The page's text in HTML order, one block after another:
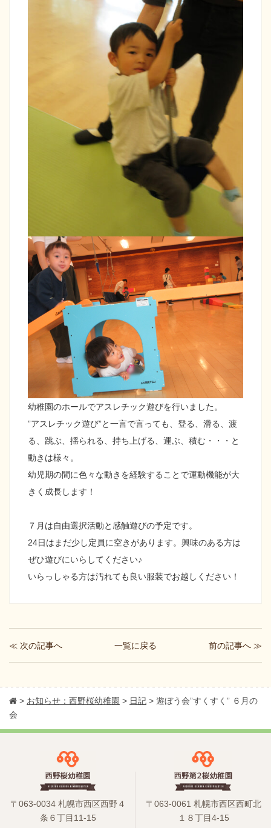
幼稚園のホールでアスレチック遊びを行いました。
”アスレチック遊び”と一言で言っても、登る、滑る、渡
る、跳ぶ、揺られる、持ち上げる、運ぶ、積む・・・と
動きは様々。
幼児期の間に色々な動きを経験することで運動機能が大
きく成長します！
７月は自由選択活動と感触遊びの予定です。
24日はまだ少し定員に空きがあります。興味のある方は
ぜひ遊びにいらしてください♪
いらっしゃる方は汚れても良い服装でお越しください！
≪ 次の記事へ 一覧に戻る 前の記事へ ≫
> お知らせ：西野桜幼稚園 > 日記 > 遊ぼう会”すくすく” ６月の
会
〒063-0034 札幌市西区西野４
条６丁目11-15
〒063-0061 札幌市西区西町北
１８丁目4-15